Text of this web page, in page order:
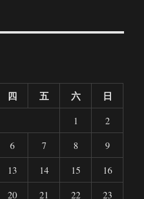
四 五 六 日
1
2
6 7 8
9
13 14 15
16
20 21 22
23